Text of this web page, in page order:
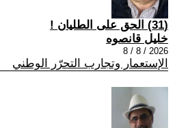
(31) الحق على الطليان !
خليل قانصوه
2026 / 8 / 8
الإستعمار وتجارب التحرّر الوطني